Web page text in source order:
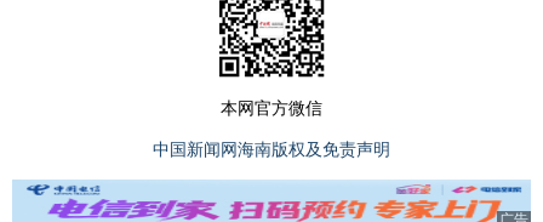
本网官方微信
中国新闻网海南版权及免责声明